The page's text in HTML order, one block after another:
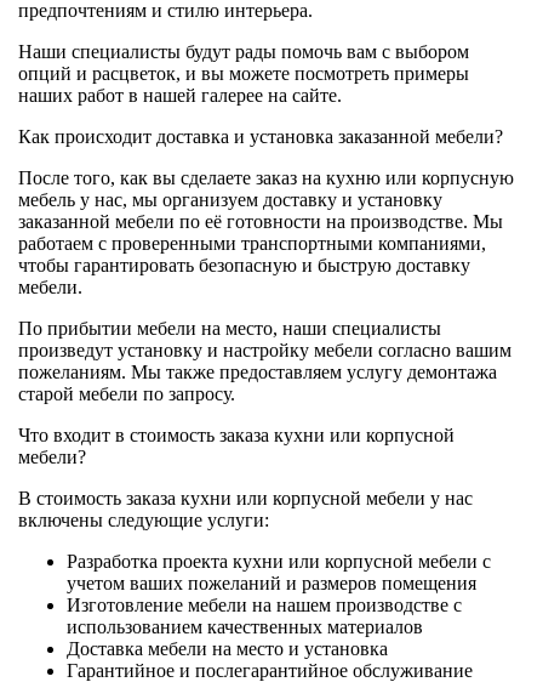
предпочтениям и стилю интерьера.
Наши специалисты будут рады помочь вам с выбором
опций и расцветок, и вы можете посмотреть примеры
наших работ в нашей галерее на сайте.
Как происходит доставка и установка заказанной мебели?
После того, как вы сделаете заказ на кухню или корпусную
мебель у нас, мы организуем доставку и установку
заказанной мебели по её готовности на производстве. Мы
работаем с проверенными транспортными компаниями,
чтобы гарантировать безопасную и быструю доставку
мебели.
По прибытии мебели на место, наши специалисты
произведут установку и настройку мебели согласно вашим
пожеланиям. Мы также предоставляем услугу демонтажа
старой мебели по запросу.
Что входит в стоимость заказа кухни или корпусной
мебели?
В стоимость заказа кухни или корпусной мебели у нас
включены следующие услуги:
Разработка проекта кухни или корпусной мебели с
учетом ваших пожеланий и размеров помещения
Изготовление мебели на нашем производстве с
использованием качественных материалов
Доставка мебели на место и установка
Гарантийное и послегарантийное обслуживание